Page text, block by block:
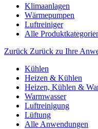
Klimaanlagen
Wärmepumpen
Luftreiniger
Alle
Zurück Zurück zu Ihre
Kühlen
Heizen & Kühlen
Heizen, Kühlen &
Warmwasser
Luftreinigung
Lüftung
Alle Anwendungen